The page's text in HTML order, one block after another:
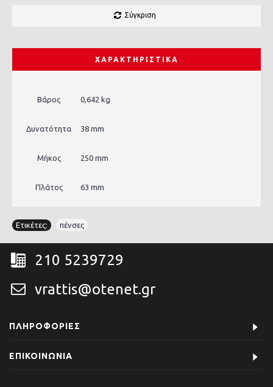
Σύγκριση
ΧΑΡΑΚΤΗΡΙΣΤΙΚΆ
Βάρος 0,642 kg
Δυνατότητα 38 mm
Μήκος 250 mm
Πλάτος 63 mm
Ετικέτες: πένσες
210 5239729
vrattis@otenet.gr
ΠΛΗΡΟΦΟΡΊΕΣ
ΕΠΙΚΟΙΝΩΝΊΑ